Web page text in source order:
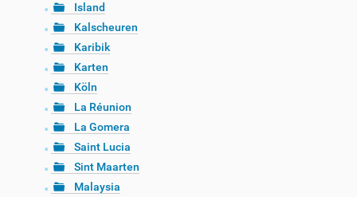
Island
Kalscheuren
Karibik
Karten
Köln
La Réunion
La Gomera
Saint Lucia
Sint Maarten
Malaysia